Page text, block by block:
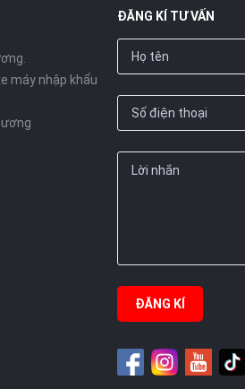
máy nhập khẩu
ĐĂNG KÍ TƯ VẤN
ĐĂNG KÍ